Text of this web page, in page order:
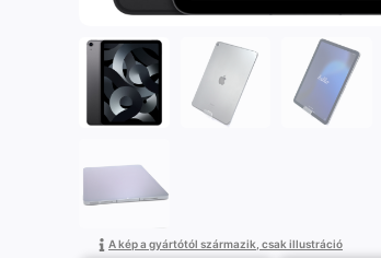
A kép a gyártótól származik, csak illustráció